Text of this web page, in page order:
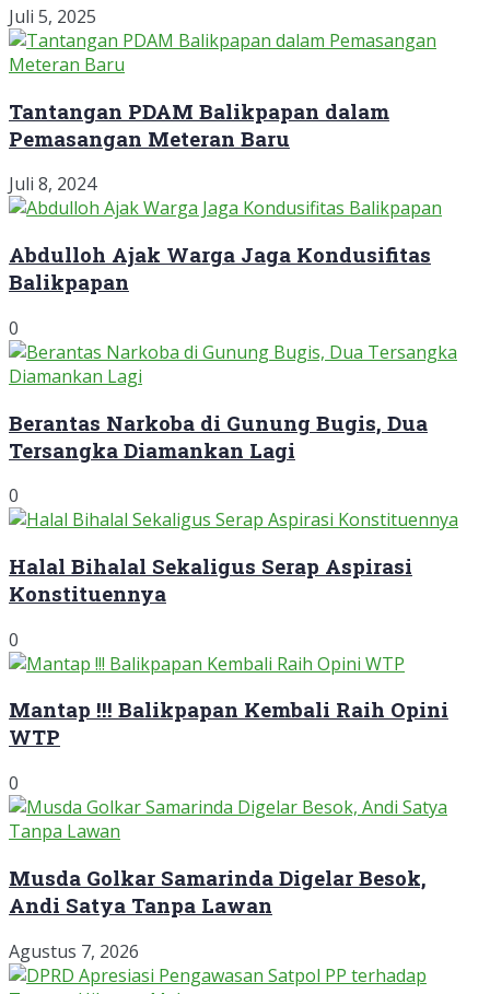
Juli 5, 2025
Tantangan PDAM Balikpapan dalam
Pemasangan Meteran Baru
Juli 8, 2024
Abdulloh Ajak Warga Jaga Kondusifitas
Balikpapan
0
Berantas Narkoba di Gunung Bugis, Dua
Tersangka Diamankan Lagi
0
Halal Bihalal Sekaligus Serap Aspirasi
Konstituennya
0
Mantap !!! Balikpapan Kembali Raih Opini
WTP
0
Musda Golkar Samarinda Digelar Besok,
Andi Satya Tanpa Lawan
Agustus 7, 2026